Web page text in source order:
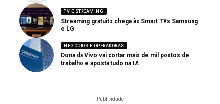
TV E STREAMING
Streaming gratuito chega às Smart TVs Samsung
e LG
NEGÓCIOS E OPERADORAS
Dona da Vivo vai cortar mais de mil postos de
trabalho e aposta tudo na IA
- Publicidade -